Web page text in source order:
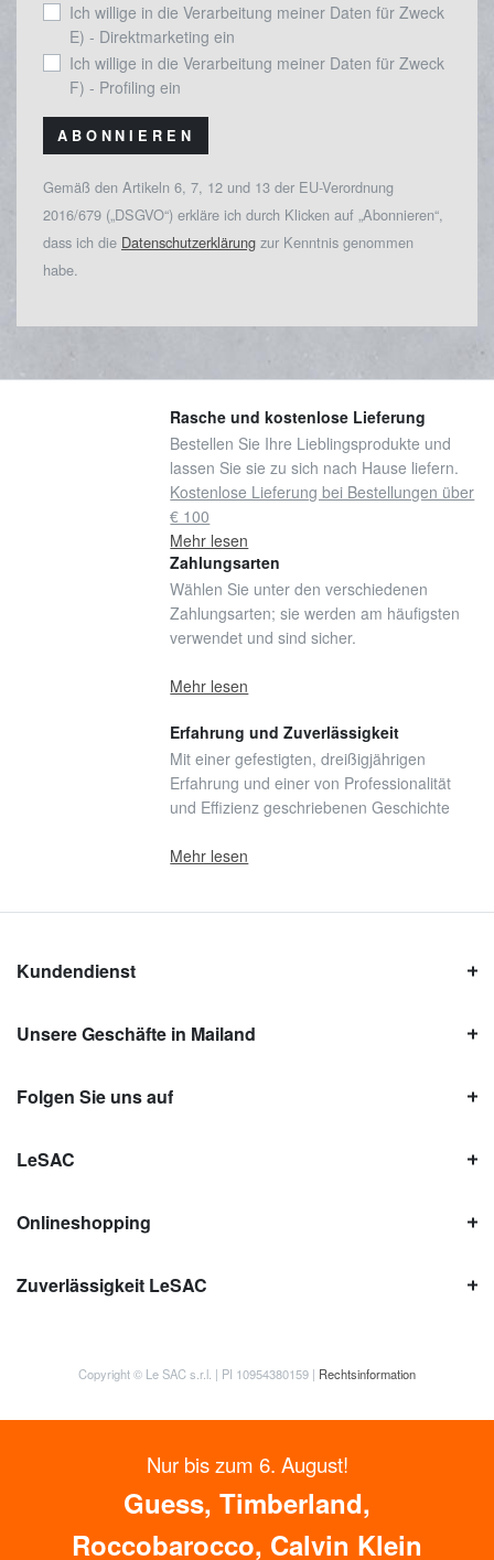
Ich willige in die Verarbeitung meiner Daten für Zweck
E) - Direktmarketing ein
Ich willige in die Verarbeitung meiner Daten für Zweck
F) - Profiling ein
ABONNIEREN
Gemäß den Artikeln 6, 7, 12 und 13 der EU-Verordnung
2016/679 („DSGVO“) erkläre ich durch Klicken auf „Abonnieren“,
dass ich die Datenschutzerklärung zur Kenntnis genommen
habe.
Rasche und kostenlose Lieferung
Bestellen Sie Ihre Lieblingsprodukte und
lassen Sie sie zu sich nach Hause liefern.
Kostenlose Lieferung bei Bestellungen über
€ 100
Mehr lesen
Zahlungsarten
Wählen Sie unter den verschiedenen
Zahlungsarten; sie werden am häufigsten
verwendet und sind sicher.
Mehr lesen
Erfahrung und Zuverlässigkeit
Mit einer gefestigten, dreißigjährigen
Erfahrung und einer von Professionalität
und Effizienz geschriebenen Geschichte
Mehr lesen
Kundendienst
Unsere Geschäfte in Mailand
Folgen Sie uns auf
LeSAC
Onlineshopping
Zuverlässigkeit LeSAC
Copyright © Le SAC s.r.l. | PI 10954380159 | Rechtsinformation
Nur bis zum 6. August!
Guess, Timberland,
Roccobarocco, Calvin Klein